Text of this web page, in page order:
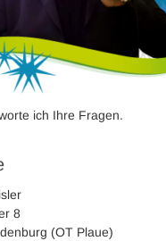
ich Ihre Fragen.
8
(OT Plaue)